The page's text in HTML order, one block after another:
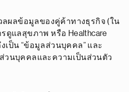
ลผลข้อมูลของคู่ค้าทางธุรกิจ (ใน
ดูแลสุขภาพ หรือ Healthcare
เป็น “ข้อมูลส่วนบุคคล” และ
วนบุคคลและความเป็นส่วนตัว